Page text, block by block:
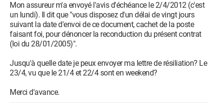
Mon assureur m'a envoyé l'avis d'échéance le 2/4/2012 (c'est
un lundi). Il dit que "vous disposez d'un délai de vingt jours
suivant la date d'envoi de ce document, cachet de la poste
faisant foi, pour dénoncer la reconduction du présent contrat
(loi du 28/01/2005)".
Jusqu'à quelle date je peux envoyer ma lettre de résiliation? Le
23/4, vu que le 21/4 et 22/4 sont en weekend?
Merci d'avance.